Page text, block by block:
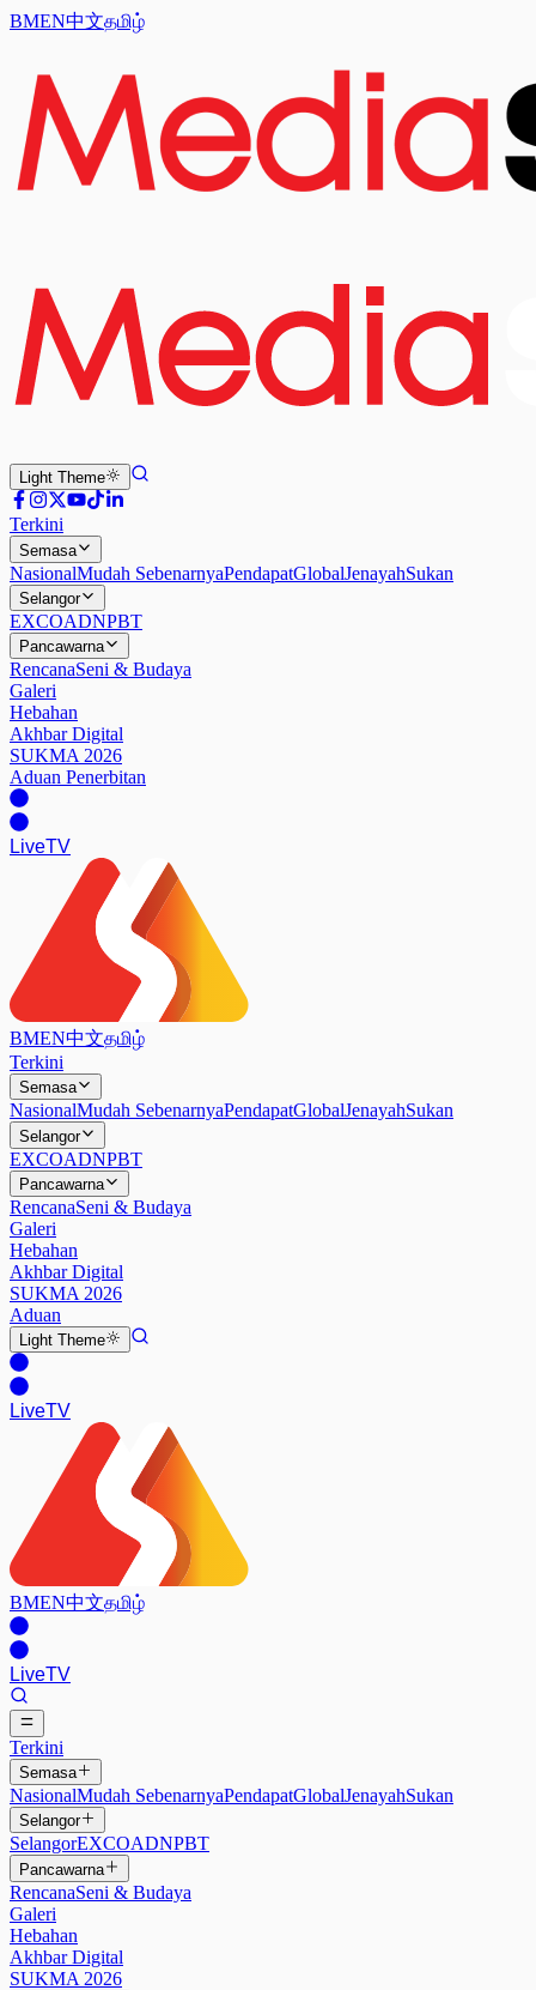
BMEN中文தமிழ்
Light Theme
Terkini
Semasa
NasionalMudah SebenarnyaPendapatGlobalJenayahSukan
Selangor
EXCOADNPBT
Pancawarna
RencanaSeni & Budaya
Galeri
Hebahan
Akhbar Digital
SUKMA 2026
Aduan Penerbitan
LiveTV
BMEN中文தமிழ்
Terkini
Semasa
NasionalMudah SebenarnyaPendapatGlobalJenayahSukan
Selangor
EXCOADNPBT
Pancawarna
RencanaSeni & Budaya
Galeri
Hebahan
Akhbar Digital
SUKMA 2026
Aduan
Light Theme
LiveTV
BMEN中文தமிழ்
LiveTV
Terkini
Semasa
NasionalMudah SebenarnyaPendapatGlobalJenayahSukan
Selangor
SelangorEXCOADNPBT
Pancawarna
RencanaSeni & Budaya
Galeri
Hebahan
Akhbar Digital
SUKMA 2026